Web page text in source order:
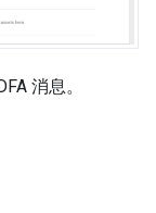
消息。